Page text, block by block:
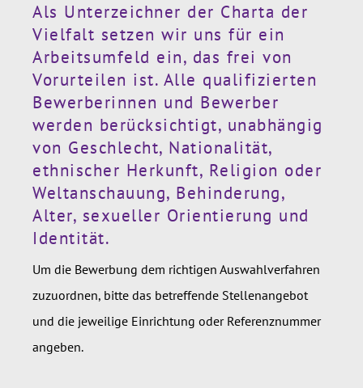
Als Unterzeichner der Charta der
Vielfalt setzen wir uns für ein
Arbeitsumfeld ein, das frei von
Vorurteilen ist. Alle qualifizierten
Bewerberinnen und Bewerber
werden berücksichtigt, unabhängig
von Geschlecht, Nationalität,
ethnischer Herkunft, Religion oder
Weltanschauung, Behinderung,
Alter, sexueller Orientierung und
Identität.
Um die Bewerbung dem richtigen Auswahlverfahren
zuzuordnen, bitte das betreffende Stellenangebot
und die jeweilige Einrichtung oder Referenznummer
angeben.